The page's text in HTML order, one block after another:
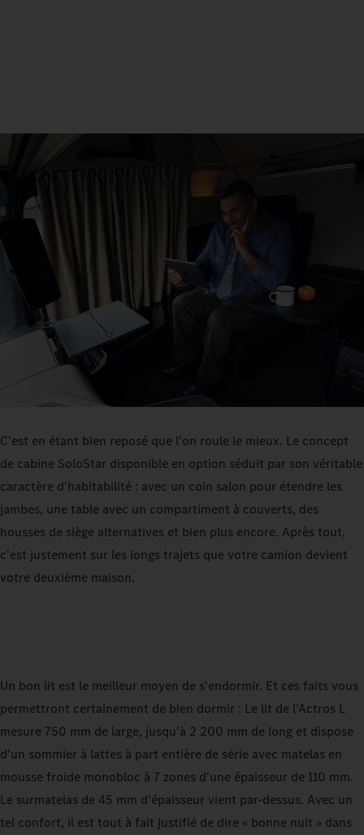
C'est en étant bien reposé que l'on roule le mieux. Le concept
de cabine SoloStar disponible en option séduit par son véritable
caractère d'habitabilité : avec un coin salon pour étendre les
jambes, une table avec un compartiment à couverts, des
housses de siège alternatives et bien plus encore. Après tout,
c'est justement sur les longs trajets que votre camion devient
votre deuxième maison.
Un bon lit est le meilleur moyen de s'endormir. Et ces faits vous
permettront certainement de bien dormir : Le lit de l'Actros L
mesure 750 mm de large, jusqu'à 2 200 mm de long et dispose
d'un sommier à lattes à part entière de série avec matelas en
mousse froide monobloc à 7 zones d'une épaisseur de 110 mm.
Le surmatelas de 45 mm d'épaisseur vient par-dessus. Avec un
tel confort, il est tout à fait justifié de dire « bonne nuit » dans